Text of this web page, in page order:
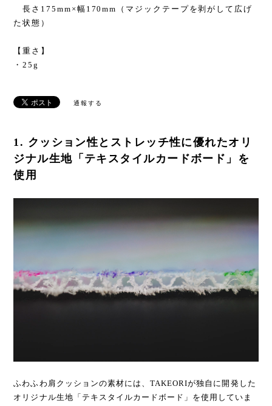
長さ175mm×幅170mm（マジックテープを剥がして広げ
た状態）
【重さ】
・25g
通報する
1. クッション性とストレッチ性に優れたオリ
ジナル生地「テキスタイルカードボード」を
使用
ふわふわ肩クッションの素材には、TAKEORIが独自に開発した
オリジナル生地「テキスタイルカードボード」を使用していま